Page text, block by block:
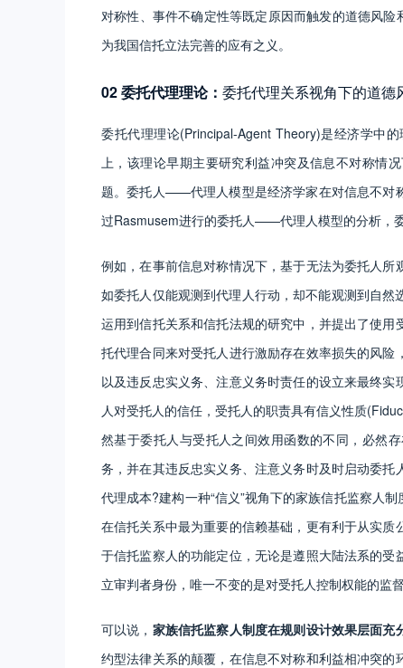
对称性、事件不确定性等既定原因而触发的道德风
为我国信托立法完善的应有之义。
02 委托代理理论： 委托代理关系视角下的道德
委托代理理论(Principal-Agent Theory)是经济学中
上，该理论早期主要研究利益冲突及信息不对称情
题。委托人——代理人模型是经济学家在对信息不对
过Rasmusem进行的委托人——代理人模型的分析，
例如，在事前信息对称情况下，基于无法为委托人
如委托人仅能观测到代理人行动，却不能观测到自
运用到信托关系和信托法规的研究中，并提出了使
托代理合同来对受托人进行激励存在效率损失的风险
以及违反忠实义务、注意义务时责任的设立来最终
人对受托人的信任，受托人的职责具有信义性质
然基于委托人与受托人之间效用函数的不同，必然
务，并在其违反忠实义务、注意义务时及时启动委
代理成本?建构一种“信义”视角下的家族信托监察人
在信托关系中最为重要的信赖基础，更有利于从实
于信托监察人的功能定位，无论是遵照大陆法系的
立审判者身份，唯一不变的是对受托人控制权能的监督
可以说， 家族信托监察人制度在规则设计效果层面
约型法律关系的颠覆，在信息不对称和利益相冲突